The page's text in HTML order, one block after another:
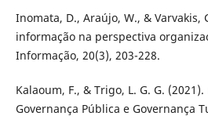
Inomata, D., Araújo, W., & Varvakis,
informação na perspectiva
Informação, 20(3), 203-228.
Kalaoum, F., & Trigo, L. G. G.
Governança Pública e Governança